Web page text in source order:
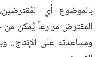
بالموضوع أي
المقترض مزارعاً يُمكن
ومساعدته على الإنتاج..